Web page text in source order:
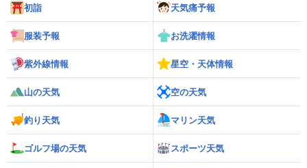
初詣 天気痛予報
服装予報 お洗濯情報
紫外線情報 星空・天体情報
山の天気 空の天気
釣り天気 マリン天気
ゴルフ場の天気 スポーツ天気